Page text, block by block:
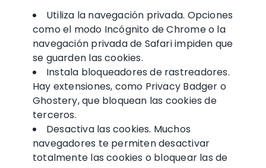
Utiliza la navegación privada. Opciones
como el modo Incógnito de Chrome o la
navegación privada de Safari impiden que
se guarden las cookies.
Instala bloqueadores de rastreadores.
Hay extensiones, como Privacy Badger o
Ghostery, que bloquean las cookies de
terceros.
Desactiva las cookies. Muchos
navegadores te permiten desactivar
totalmente las cookies o bloquear las de